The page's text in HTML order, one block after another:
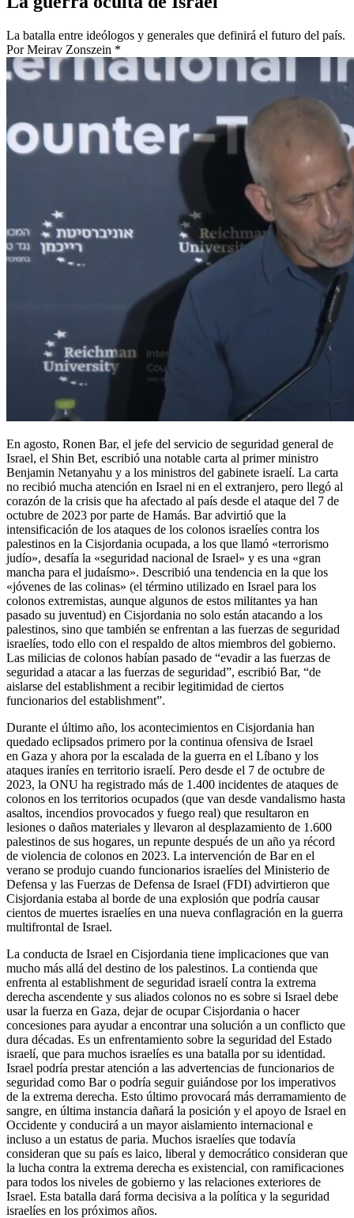
La batalla entre ideólogos y generales que definirá el futuro del país.
Por Meirav Zonszein *
En agosto, Ronen Bar, el jefe del servicio de seguridad general de
Israel, el Shin Bet, escribió una notable carta al primer ministro
Benjamin Netanyahu y a los ministros del gabinete israelí. La carta
no recibió mucha atención en Israel ni en el extranjero, pero llegó al
corazón de la crisis que ha afectado al país desde el ataque del 7 de
octubre de 2023 por parte de Hamás. Bar advirtió que la
intensificación de los ataques de los colonos israelíes contra los
palestinos en la Cisjordania ocupada, a los que llamó «terrorismo
judío», desafía la «seguridad nacional de Israel» y es una «gran
mancha para el judaísmo». Describió una tendencia en la que los
«jóvenes de las colinas» (el término utilizado en Israel para los
colonos extremistas, aunque algunos de estos militantes ya han
pasado su juventud) en Cisjordania no solo están atacando a los
palestinos, sino que también se enfrentan a las fuerzas de seguridad
israelíes, todo ello con el respaldo de altos miembros del gobierno.
Las milicias de colonos habían pasado de “evadir a las fuerzas de
seguridad a atacar a las fuerzas de seguridad”, escribió Bar, “de
aislarse del establishment a recibir legitimidad de ciertos
funcionarios del establishment”.
Durante el último año, los acontecimientos en Cisjordania han
quedado eclipsados ​​primero por la continua ofensiva de Israel
en Gaza y ahora por la escalada de la guerra en el Líbano y los
ataques iraníes en territorio israelí. Pero desde el 7 de octubre de
2023, la ONU ha registrado más de 1.400 incidentes de ataques de
colonos en los territorios ocupados (que van desde vandalismo hasta
asaltos, incendios provocados y fuego real) que resultaron en
lesiones o daños materiales y llevaron al desplazamiento de 1.600
palestinos de sus hogares, un repunte después de un año ya récord
de violencia de colonos en 2023. La intervención de Bar en el
verano se produjo cuando funcionarios israelíes del Ministerio de
Defensa y las Fuerzas de Defensa de Israel (FDI) advirtieron que
Cisjordania estaba al borde de una explosión que podría causar
cientos de muertes israelíes en una nueva conflagración en la guerra
multifrontal de Israel.
La conducta de Israel en Cisjordania tiene implicaciones que van
mucho más allá del destino de los palestinos. La contienda que
enfrenta al establishment de seguridad israelí contra la extrema
derecha ascendente y sus aliados colonos no es sobre si Israel debe
usar la fuerza en Gaza, dejar de ocupar Cisjordania o hacer
concesiones para ayudar a encontrar una solución a un conflicto que
dura décadas. Es un enfrentamiento sobre la seguridad del Estado
israelí, que para muchos israelíes es una batalla por su identidad.
Israel podría prestar atención a las advertencias de funcionarios de
seguridad como Bar o podría seguir guiándose por los imperativos
de la extrema derecha. Esto último provocará más derramamiento de
sangre, en última instancia dañará la posición y el apoyo de Israel en
Occidente y conducirá a un mayor aislamiento internacional e
incluso a un estatus de paria. Muchos israelíes que todavía
consideran que su país es laico, liberal y democrático consideran que
la lucha contra la extrema derecha es existencial, con ramificaciones
para todos los niveles de gobierno y las relaciones exteriores de
Israel. Esta batalla dará forma decisiva a la política y la seguridad
israelíes en los próximos años.